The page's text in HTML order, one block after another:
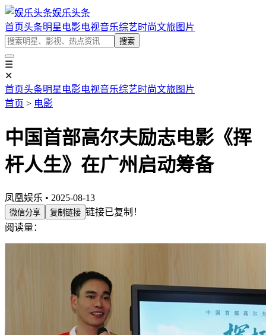
娱乐头条
首页头条明星 电影电视音乐综艺时尚文旅图片
搜索
☰
✕
首页头条明星 电影电视音乐综艺时尚文旅图片
首页 > 电影
中国首部高尔夫励志电影《挥
杆人生》在广州启动筹备
凤凰娱乐 • 2025-08-13
微信分享 复制链接 链接已复制！
阅读量：